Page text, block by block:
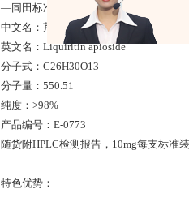
—同田标准行业标准
中文名：芹糖甘草苷
英文名：Liquiritin apioside
分子式：C26H30O13
分子量：550.51
纯度：>98%
产品编号：E-0773
随货附HPLC检测报告，10mg每支标准
特色优势：